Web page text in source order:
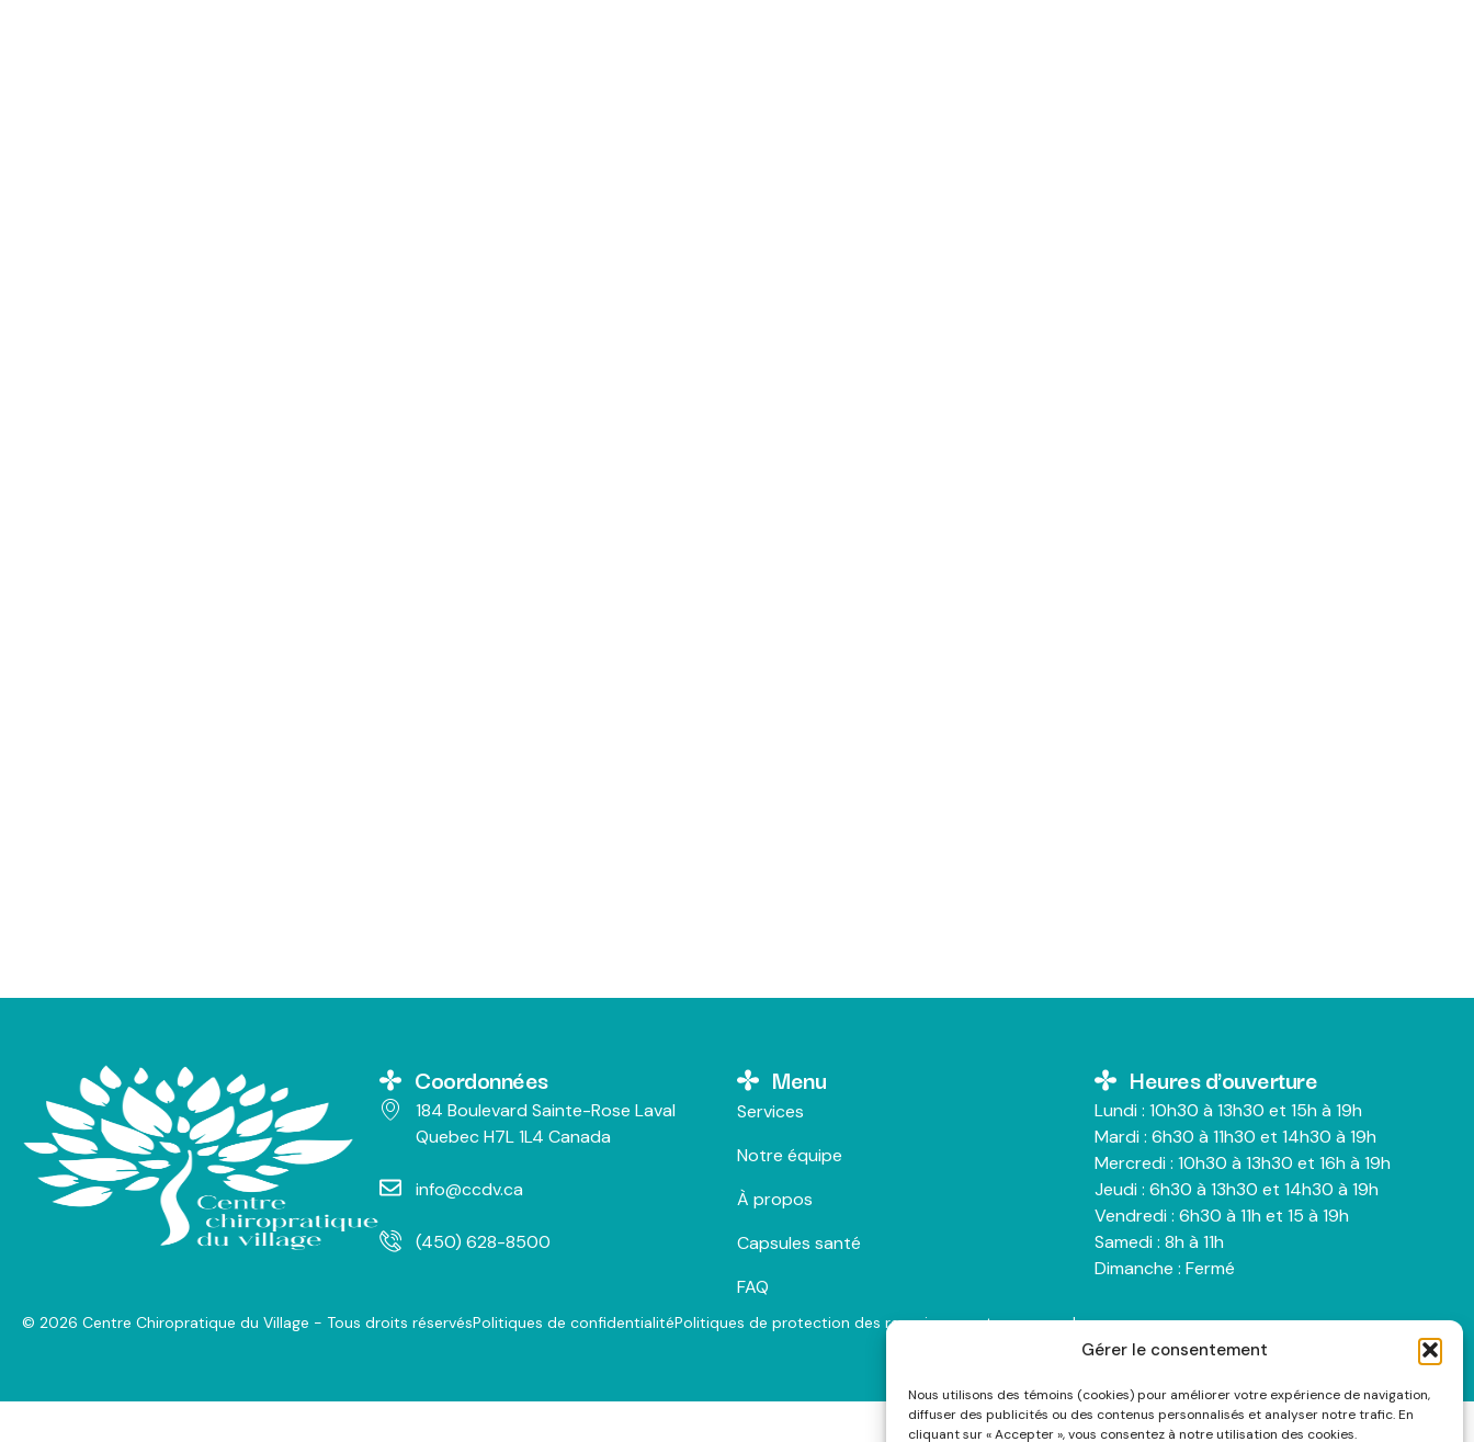
Gérer le consentement
Nous utilisons des témoins (cookies) pour améliorer votre expérience de navigation,
diffuser des publicités ou des contenus personnalisés et analyser notre trafic. En
cliquant sur « Accepter », vous consentez à notre utilisation des cookies.
Coordonnées
184 Boulevard Sainte-Rose Laval
Quebec H7L 1L4 Canada
info@ccdv.ca
(450) 628-8500
Menu
Services
Notre équipe
À propos
Capsules santé
FAQ
Heures d'ouverture
Lundi : 10h30 à 13h30 et 15h à 19h
Mardi : 6h30 à 11h30 et 14h30 à 19h
Mercredi : 10h30 à 13h30 et 16h à 19h
Jeudi : 6h30 à 13h30 et 14h30 à 19h
Vendredi : 6h30 à 11h et 15 à 19h
Samedi : 8h à 11h
Dimanche : Fermé
© 2026 Centre Chiropratique du Village - Tous droits réservésPolitiques de confidentialitéPolitiques de protection des renseignements personnels